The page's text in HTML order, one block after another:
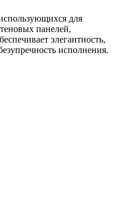
для
панелей,
элегантность,
исполнения.